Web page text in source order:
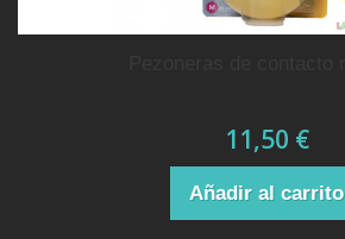
11,50 €
Añadir al carrito